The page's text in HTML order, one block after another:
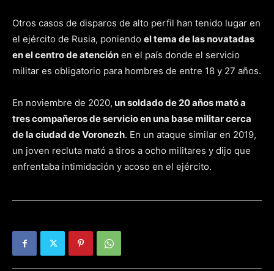
Otros casos de disparos de alto perfil han tenido lugar en
el ejército de Rusia, poniendo el tema de las novatadas
en el centro de atención en el país donde el servicio
militar es obligatorio para hombres de entre 18 y 27 años.
En noviembre de 2020, un soldado de 20 años mató a
tres compañeros de servicio en una base militar cerca
de la ciudad de Voronezh. En un ataque similar en 2019,
un joven recluta mató a tiros a ocho militares y dijo que
enfrentaba intimidación y acoso en el ejército.